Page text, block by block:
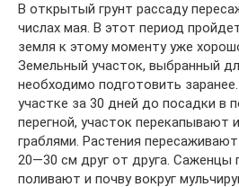
В открытый грунт рассаду
числах мая. В этот период
земля к этому моменту уже
Земельный участок, выбранный
необходимо подготовить
участке за 30 дней до посадки в
перегной, участок перекапывают
граблями. Растения
20—30 см друг от друга. Саженцы
поливают и почву вокруг